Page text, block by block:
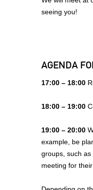
seeing you!
AGENDA
17:00 – 18:00
18:00 – 19:00
19:00 – 20:00
example, be
groups, such
meeting for